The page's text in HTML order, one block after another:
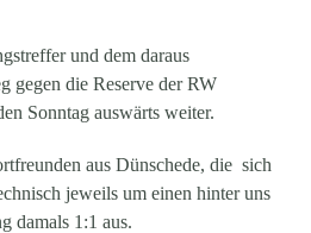
und dem daraus
gegen die Reserve der RW
Sonntag auswärts weiter.
aus Dünschede, die sich
jeweils um einen hinter uns
damals 1:1 aus.